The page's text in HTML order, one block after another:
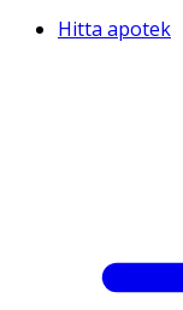
Hitta apotek